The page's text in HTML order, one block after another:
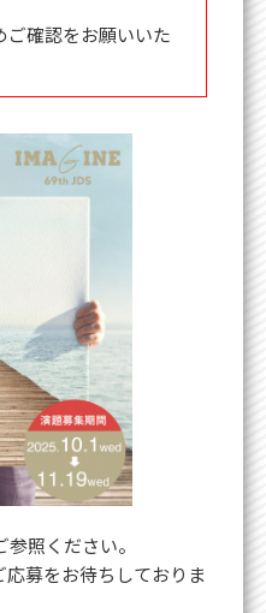
確認をお願いいた
照ください。
募をお待ちしておりま